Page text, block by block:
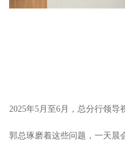
2025年5月至6月，总分行领
郭总琢磨着这些问题，一天晨